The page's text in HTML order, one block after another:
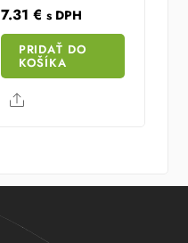
7.31 € s DPH
PRIDAŤ DO
KOŠÍKA
Share